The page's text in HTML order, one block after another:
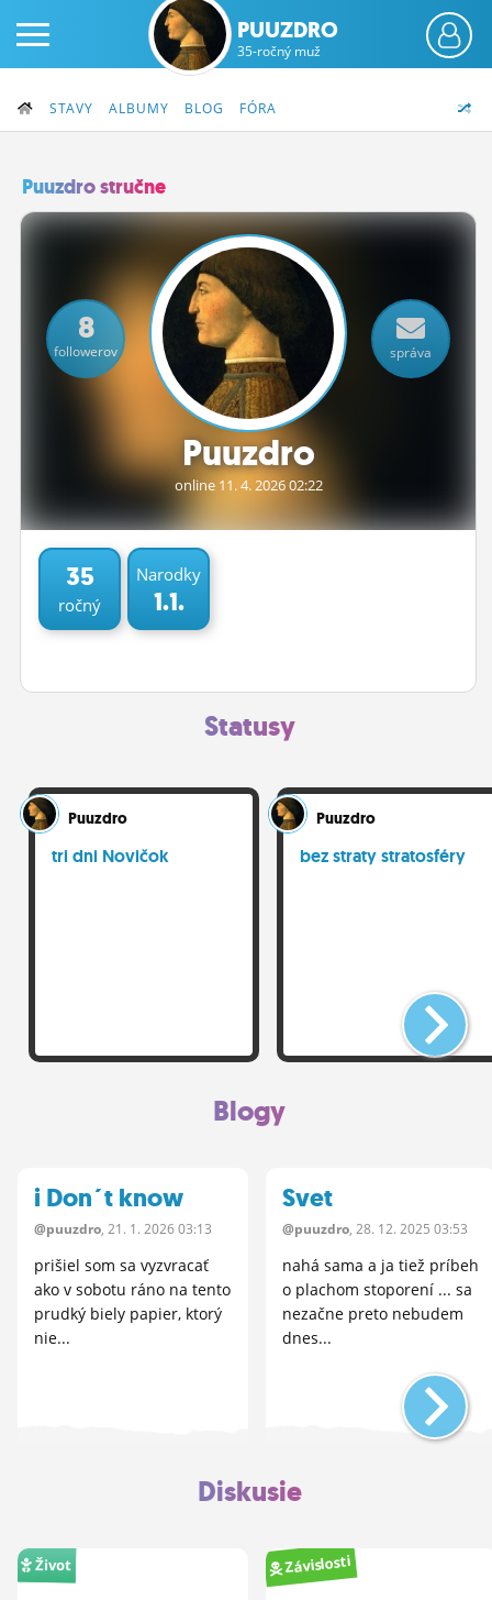
PRIHLÁS SA
ČINŽIAK
FÓRUM
STATUSY
OBRÁZKY
ĽUDIA
MÔJ PROFIL
NASTAVENIA
PUUZDRO
35-ročný muž
STAVY ALBUMY BLOG FÓRA
Puuzdro stručne
Puuzdro
online 11.4.2026 02:22
8
followerov správa
35
ročný
Narodky
1.1.
Statusy
Puuzdro
tri dni Novičok
Puuzdro
bez straty stratosféry
Blogy
i Don´t know
@puuzdro, 21. 1. 2026 03:13
prišiel som sa vyzvracať
ako v sobotu ráno na tento
prudký biely papier, ktorý
nie...
Svet
@puuzdro, 28. 12. 2025 03:53
nahá sama a ja tiež príbeh
o plachom stoporení ... sa
nezačne preto nebudem
dnes...
Diskusie
Život Závislosti